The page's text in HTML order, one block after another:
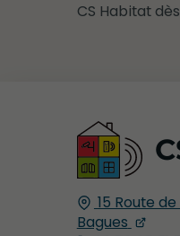
CS Habitat
15 Route
Bagues